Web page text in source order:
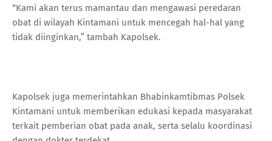
“Kami akan terus mamantau dan mengawasi peredaran
obat di wilayah Kintamani untuk mencegah hal-hal yang
tidak diinginkan,” tambah Kapolsek.
Kapolsek juga memerintahkan Bhabinkamtibmas Polsek
Kintamani untuk memberikan edukasi kepada masyarakat
terkait pemberian obat pada anak, serta selalu koordinasi